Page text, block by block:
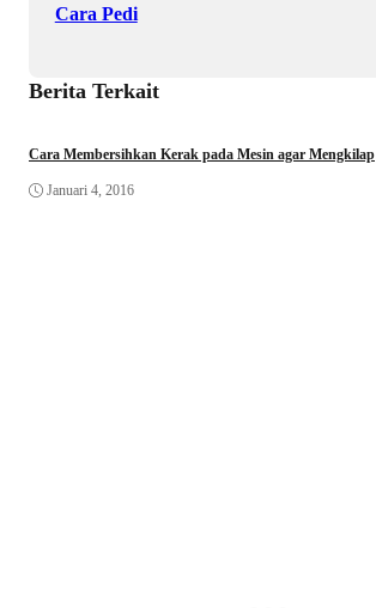
Cara Pedi
Berita Terkait
Cara Membersihkan Kerak pada Mesin agar Mengkilap
Januari 4, 2016